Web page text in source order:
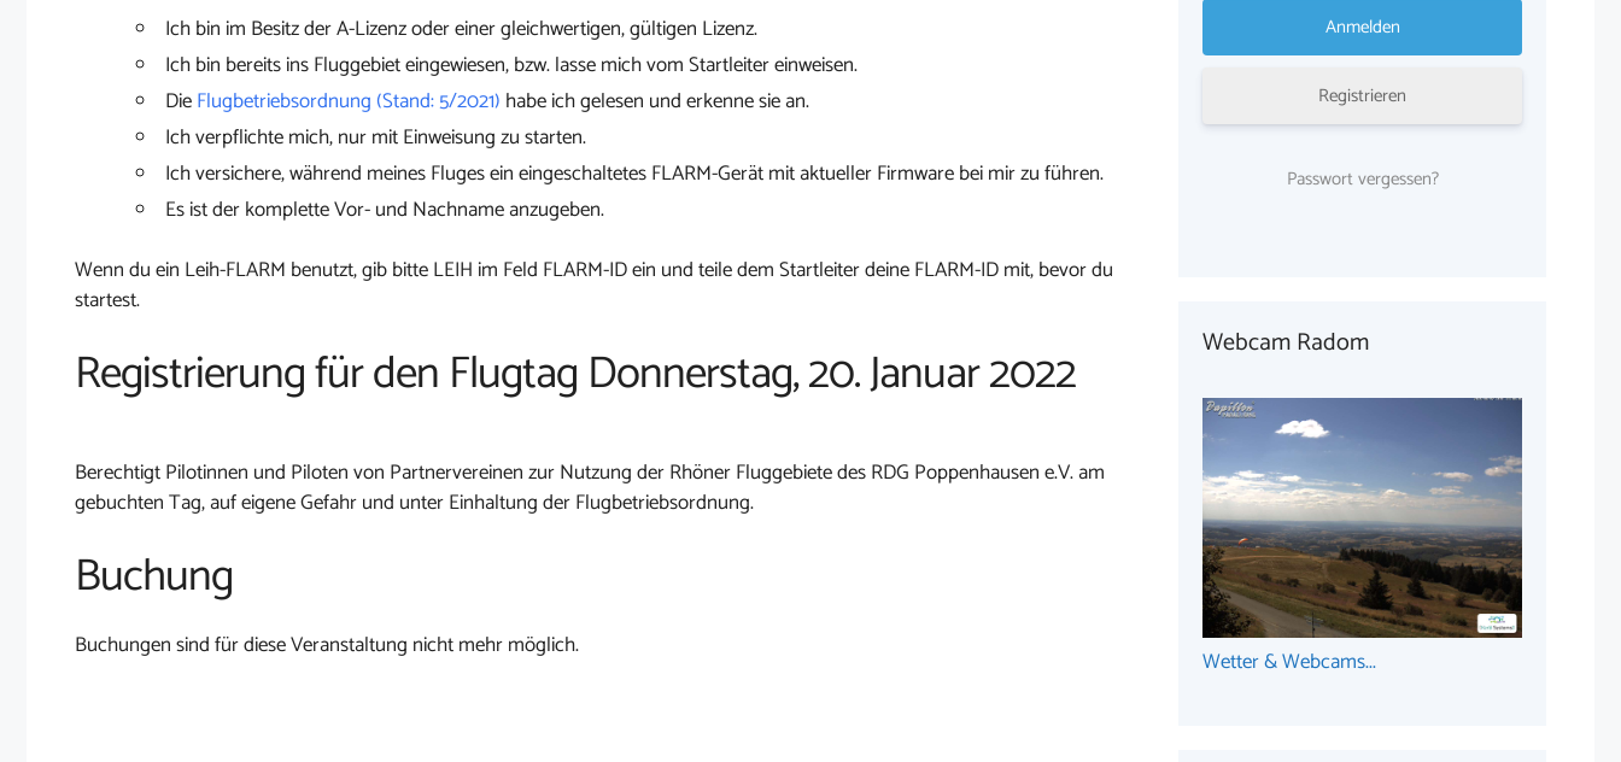
Ich bin im Besitz der A-Lizenz oder einer gleichwertigen, gültigen Lizenz.
Ich bin bereits ins Fluggebiet eingewiesen, bzw. lasse mich vom Startleiter einweisen.
DieFlugbetriebsordnung (Stand: 5/2021) habe ich gelesen und erkenne sie an.
Ich verpflichte mich, nur mit Einweisung zu starten.
Ich versichere, während meines Fluges ein eingeschaltetes FLARM-Gerät mit aktueller Firmware bei mir zu führen.
Es ist der komplette Vor- und Nachname anzugeben.
Wenn du ein Leih-FLARM benutzt, gib bitte LEIH im Feld FLARM-ID ein und teile dem Startleiter deine FLARM-ID mit, bevor du
startest.
Registrierung für den Flugtag Donnerstag, 20. Januar 2022
Berechtigt Pilotinnen und Piloten von Partnervereinen zur Nutzung der Rhöner Fluggebiete des RDG Poppenhausen e.V. am
gebuchten Tag, auf eigene Gefahr und unter Einhaltung der Flugbetriebsordnung.
Buchung
Buchungen sind für diese Veranstaltung nicht mehr möglich.
Registrieren
Passwort vergessen?
Webcam Radom
Wetter & Webcams...